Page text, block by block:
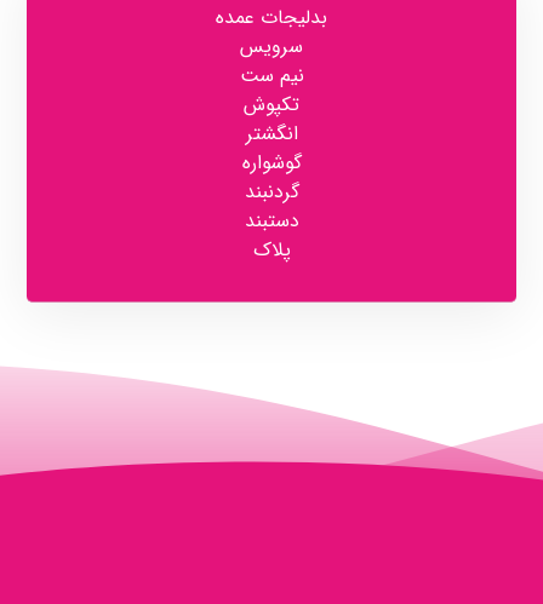
بدلیجات عمده
سرویس
نیم ست
تکپوش
انگشتر
گوشواره
گردنبند
دستبند
پلاک